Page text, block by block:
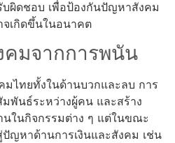
ผิดชอบ เพื่อป้องกันปัญหาสังคม
เกิดขึ้นในอนาคต
คมจากการพนัน
ไทยทั้งในด้านบวกและลบ การ
พันธ์ระหว่างผู้คน และสร้าง
ในกิจกรรมต่าง ๆ แต่ในขณะ
ญหาด้านการเงินและสังคม เช่น